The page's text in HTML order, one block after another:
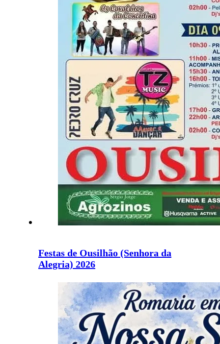
Festas de Ousilhão (Senhora da
Alegria) 2026